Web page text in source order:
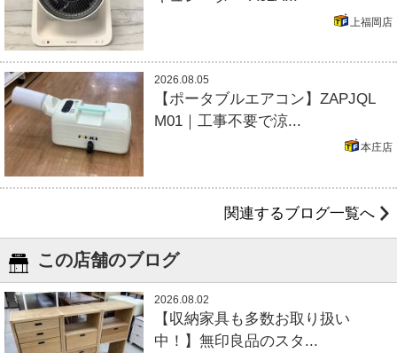
上福岡店
2026.08.05
【ポータブルエアコン】ZAPJQL
M01｜工事不要で涼...
本庄店
関連するブログ一覧へ
この店舗のブログ
2026.08.02
【収納家具も多数お取り扱い
中！】無印良品のスタ...